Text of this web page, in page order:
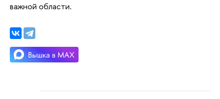
важной области.